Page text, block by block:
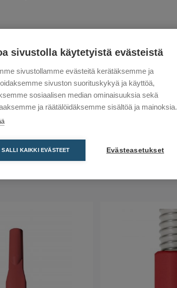
Materiaali
premium ether-polyurethane (Pre-
sivustolla käytetyistä evästeistä
sivustollamme evästeitä kerätäksemme ja
sivuston suorituskykyä ja käyttöä,
sosiaalisen median ominaisuuksia sekä
ja räätälöidäksemme sisältöä ja mainoksia.
SALLI KAIKKI EVÄSTEET Evästeasetukset